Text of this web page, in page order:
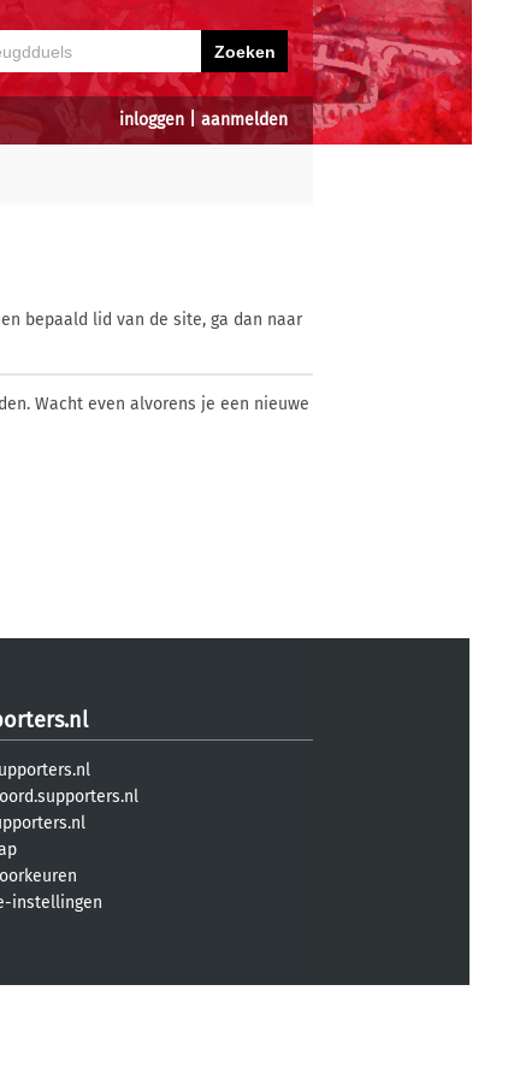
inloggen aanmelden
bepaald lid van de site, ga dan naar
Wacht even alvorens je een nieuwe
instellingen